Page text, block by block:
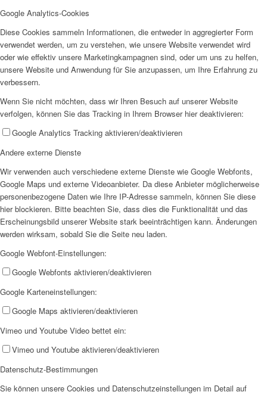
Ambulante Hilfen zur Erziehung
UFH
Google Analytics-Cookies
Diese Cookies sammeln Informationen, die entweder in aggregierter Form
verwendet werden, um zu verstehen, wie unsere Website verwendet wird
oder wie effektiv unsere Marketingkampagnen sind, oder um uns zu helfen,
unsere Website und Anwendung für Sie anzupassen, um Ihre Erfahrung zu
verbessern.
Wenn Sie nicht möchten, dass wir Ihren Besuch auf unserer Website
verfolgen, können Sie das Tracking in Ihrem Browser hier deaktivieren:
Google Analytics Tracking aktivieren/deaktivieren
Andere externe Dienste
Wir verwenden auch verschiedene externe Dienste wie Google Webfonts,
Google Maps und externe Videoanbieter. Da diese Anbieter möglicherweise
personenbezogene Daten wie Ihre IP-Adresse sammeln, können Sie diese
hier blockieren. Bitte beachten Sie, dass dies die Funktionalität und das
Erscheinungsbild unserer Website stark beeinträchtigen kann. Änderungen
werden wirksam, sobald Sie die Seite neu laden.
Google Webfont-Einstellungen:
Google Webfonts aktivieren/deaktivieren
Google Karteneinstellungen:
Google Maps aktivieren/deaktivieren
Vimeo und Youtube Video bettet ein:
Vimeo und Youtube aktivieren/deaktivieren
Datenschutz-Bestimmungen
Sie können unsere Cookies und Datenschutzeinstellungen im Detail auf